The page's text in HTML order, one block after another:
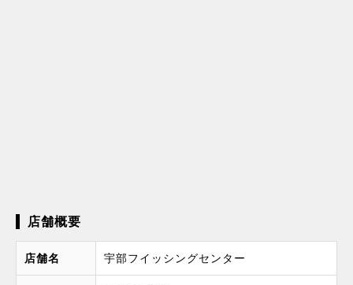
店舗概要
店舗名 宇部フイッシングセンター